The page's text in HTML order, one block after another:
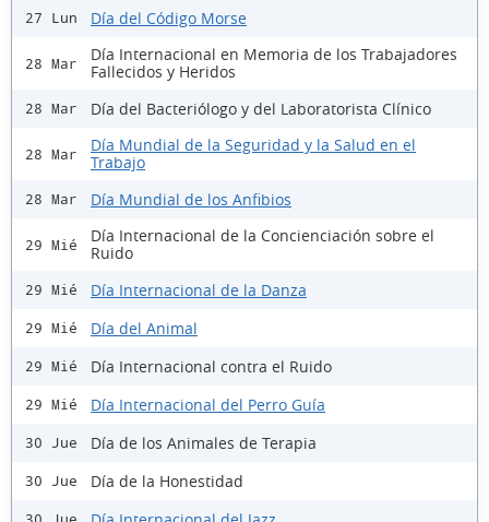
27 Lun Día del Código Morse
28 Mar
Día Internacional en Memoria de los Trabajadores
Fallecidos y Heridos
28 Mar Día del Bacteriólogo y del Laboratorista Clínico
28 Mar
Día Mundial de la Seguridad y la Salud en el
Trabajo
28 Mar Día Mundial de los Anfibios
29 Mié
Día Internacional de la Concienciación sobre el
Ruido
29 Mié Día Internacional de la Danza
29 Mié Día del Animal
29 Mié Día Internacional contra el Ruido
29 Mié Día Internacional del Perro Guía
30 Jue Día de los Animales de Terapia
30 Jue Día de la Honestidad